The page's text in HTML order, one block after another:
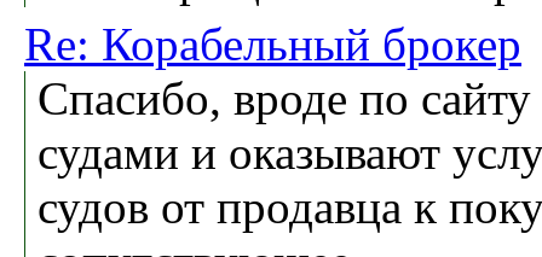
Re: Корабельный брокер
Спасибо, вроде по
судами и оказывают
судов от продавца к